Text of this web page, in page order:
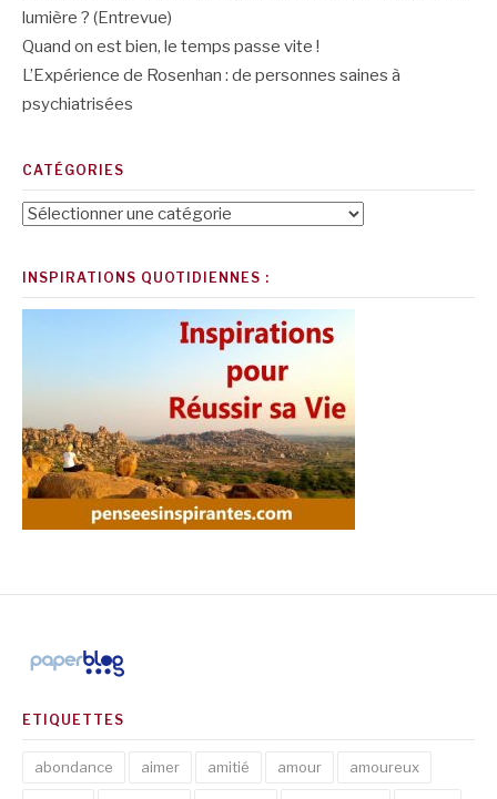
lumière ? (Entrevue)
Quand on est bien, le temps passe vite !
L’Expérience de Rosenhan : de personnes saines à
psychiatrisées
CATÉGORIES
Catégories
INSPIRATIONS QUOTIDIENNES :
ETIQUETTES
abondance aimer amitié amour amoureux